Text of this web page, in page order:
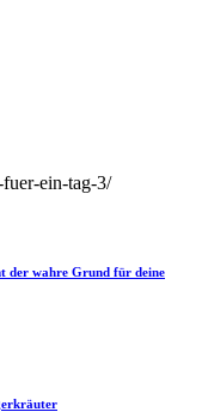
ein-tag-3/
der wahre Grund für deine